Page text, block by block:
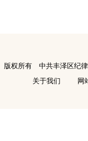
版权所有 中共丰泽区纪
关于我们
网